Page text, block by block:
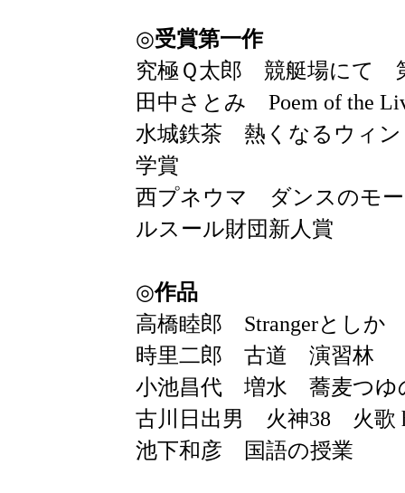
◎受賞第一作
究極Ｑ太郎 競艇場にて
田中さとみ Poem of the
水城鉄茶 熱くなるウィ
学賞
西プネウマ ダンスのモ
ルスール財団新人賞
◎作品
高橋睦郎 Strangerとしか
時里二郎 古道 演習林
小池昌代 増水 蕎麦つゆ
古川日出男 火神38 火歌
池下和彦 国語の授業